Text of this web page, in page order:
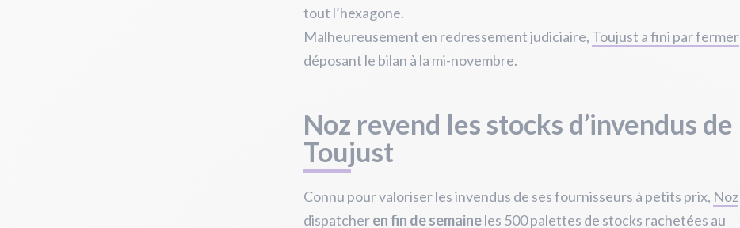
tout l’hexagone.
Malheureusement en redressement judiciaire, Toujust a fini par fermer
déposant le bilan à la mi-novembre.
Noz revend les stocks d’invendus de
Toujust
Connu pour valoriser les invendus de ses fournisseurs à petits prix, Noz
dispatcheren fin de semaineles 500 palettes de stocks rachetées au